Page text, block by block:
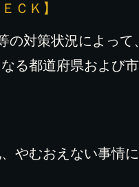
ＣＫ】
の対策状況によっ
る都道府県および
やむおえない事情